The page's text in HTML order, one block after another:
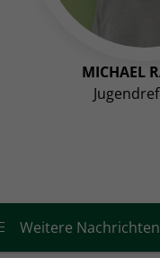
MICHAEL
Weitere Nachrichten